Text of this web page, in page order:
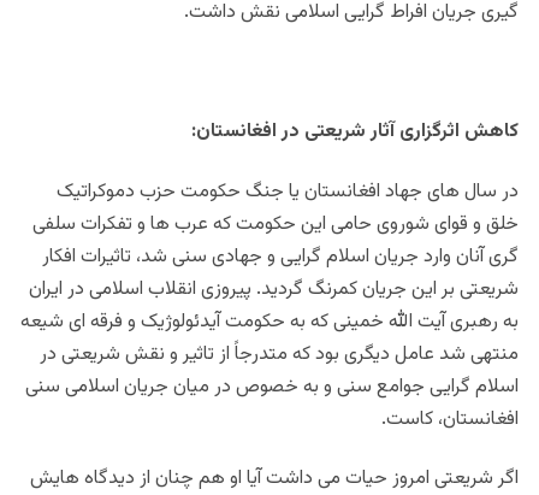
گیری جریان افراط گرایی اسلامی نقش داشت.
کاهش اثرگزاری آثار شریعتی در افغانستان:
در سال های جهاد افغانستان یا جنگ حکومت حزب دموکراتیک
خلق و قوای شوروی حامی این حکومت که عرب ها و تفکرات سلفی
گری آنان وارد جریان اسلام گرایی و جهادی سنی شد، تاثیرات افکار
شریعتی بر این جریان کمرنگ گردید. پیروزی انقلاب اسلامی در ایران
به رهبری آیت الله خمینی که به حکومت آیدئولوژیک و فرقه ای شیعه
منتهی شد عامل دیگری بود که متدرجاً از تاثیر و نقش شریعتی در
اسلام گرایی جوامع سنی و به خصوص در میان جریان اسلامی سنی
افغانستان، کاست.
اگر شریعتی امروز حیات می داشت آیا او هم چنان از دیدگاه هایش